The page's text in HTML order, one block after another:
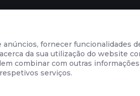
fornecer funcionalidades
da sua utilização do website
combinar com outras
serviços.
Rodoviária
da Estrada 2026
Reclamações
Material